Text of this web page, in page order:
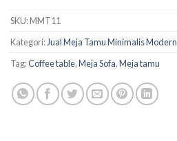
SKU:MMT11
Kategori:Jual Meja Tamu Minimalis Modern
Tag:Coffee table,Meja Sofa,Meja tamu